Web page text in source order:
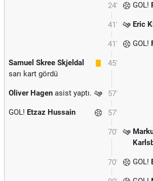
24' GOL!
41' Eric
41' GOL!
45'
Samuel Skree Skjeldal
sarı kart gördü
57'
Oliver Hagen asist yaptı.
57'
GOL! Etzaz Hussain
70'
70' GOL!